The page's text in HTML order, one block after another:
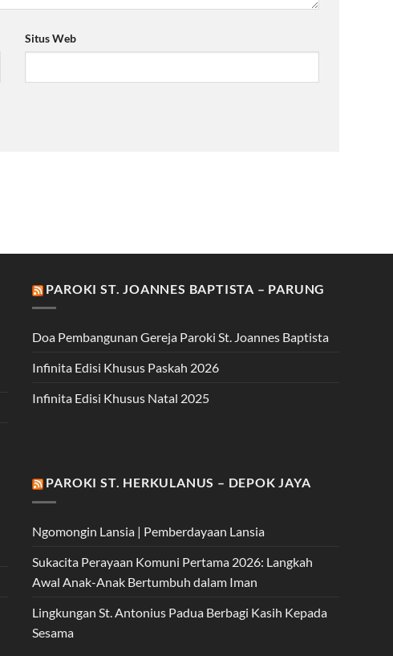
Situs Web
PAROKI ST. JOANNES BAPTISTA – PARUNG
Doa Pembangunan Gereja Paroki St. Joannes Baptista
Infinita Edisi Khusus Paskah 2026
Infinita Edisi Khusus Natal 2025
PAROKI ST. HERKULANUS – DEPOK JAYA
Ngomongin Lansia | Pemberdayaan Lansia
Sukacita Perayaan Komuni Pertama 2026: Langkah
Awal Anak-Anak Bertumbuh dalam Iman
Lingkungan St. Antonius Padua Berbagi Kasih Kepada
Sesama